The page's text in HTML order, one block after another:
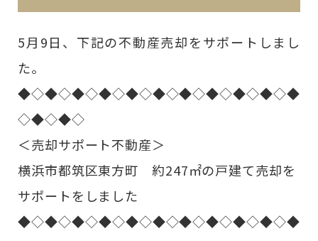
5月9日、下記の不動産売却をサポートしまし
た。
◆◇◆◇◆◇◆◇◆◇◆◇◆◇◆◇◆◇◆◇◆
◇◆◇◆◇
＜売却サポート不動産＞
横浜市都筑区東方町 約247㎡の戸建て売却を
サポートをしました
◆◇◆◇◆◇◆◇◆◇◆◇◆◇◆◇◆◇◆◇◆